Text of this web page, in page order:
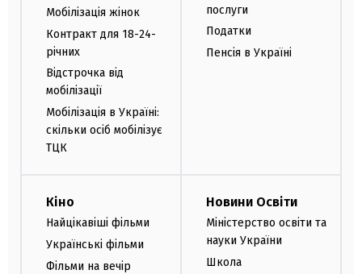
Мобілізація жінок
Контракт для 18-24-
річних
Відстрочка від
мобілізації
Мобілізація в Україні:
скільки осіб мобілізує
ТЦК
послуги
Податки
Пенсія в Україні
Кіно
Найцікавіші фільми
Українські фільми
Фільми на вечір
Новини Освіти
Міністерство освіти та
науки України
Школа